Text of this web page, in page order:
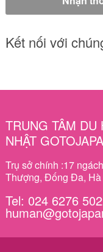
Kết nối với
TRUNG TÂM DU
NHẬT
Trụ sở chính :17
Thượng, Đống Đa, Hà
Tel: 024 6276